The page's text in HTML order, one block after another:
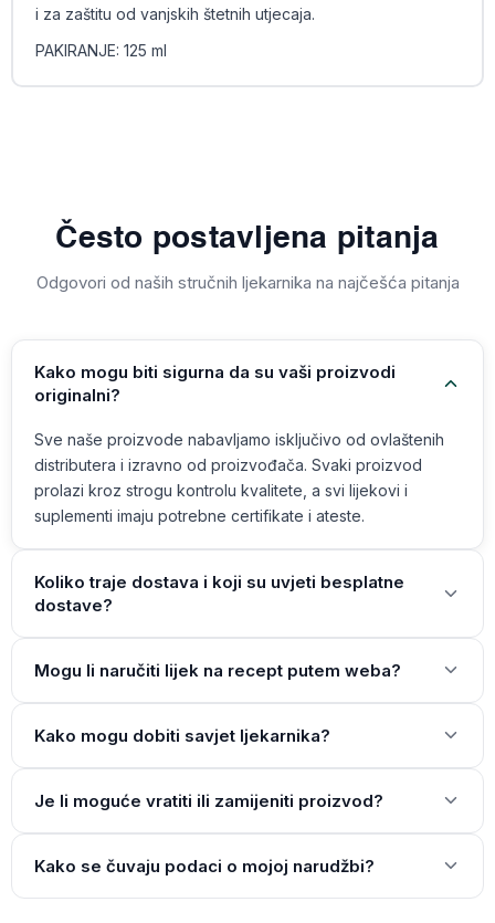
i za zaštitu od vanjskih štetnih utjecaja.
PAKIRANJE: 125 ml
Često postavljena pitanja
Odgovori od naših stručnih ljekarnika na najčešća pitanja
Kako mogu biti sigurna da su vaši proizvodi
originalni?
Sve naše proizvode nabavljamo isključivo od ovlaštenih
distributera i izravno od proizvođača. Svaki proizvod
prolazi kroz strogu kontrolu kvalitete, a svi lijekovi i
suplementi imaju potrebne certifikate i ateste.
Koliko traje dostava i koji su uvjeti besplatne
dostave?
Mogu li naručiti lijek na recept putem weba?
Kako mogu dobiti savjet ljekarnika?
Je li moguće vratiti ili zamijeniti proizvod?
Kako se čuvaju podaci o mojoj narudžbi?